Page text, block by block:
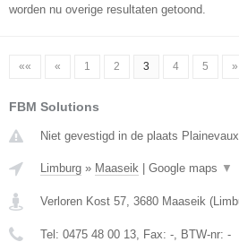
worden nu overige resultaten getoond.
«« « 1 2 3 4 5 »
FBM Solutions
Niet gevestigd in de plaats
Limburg » Maaseik Google maps ▼
Verloren Kost 57, 3680 Maaseik (
Tel: 0475 48 00 13, Fax: -, BTW-nr: -